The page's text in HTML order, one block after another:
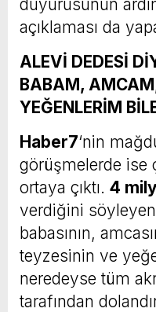
duyurusunun
açıklaması da
ALEVİ DEDESİ
BABAM,
YEĞENLERİM
Haber7‘nin
görüşmelerde ise
ortaya çıktı. 4
verdiğini söyleyen
babasının,
teyzesinin ve
neredeyse tüm
tarafından